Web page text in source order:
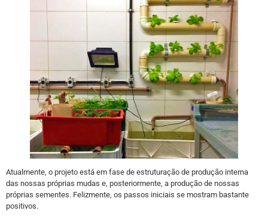
Atualmente, o projeto está em fase de estruturação de produção interna
das nossas próprias mudas e, posteriormente, a produção de nossas
próprias sementes. Felizmente, os passos iniciais se mostram bastante
positivos.